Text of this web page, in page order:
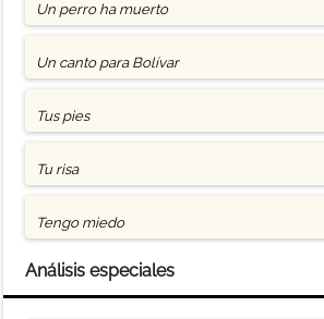
Un perro ha muerto
Un canto para Bolívar
Tus pies
Tu risa
Tengo miedo
Análisis especiales